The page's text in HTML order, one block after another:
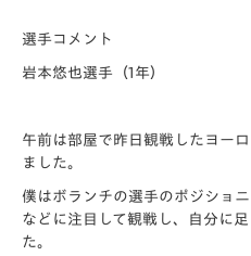
選手コメント
岩本悠也選手（1年）
午前は部屋で昨日観戦したヨー
ました。
僕はボランチの選手のポジショ
などに注目して観戦し、自分に
た。